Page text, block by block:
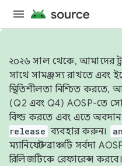
২০২৬ সাল থেকে, আমাদের
সাথে সামঞ্জস্য রাখতে এবং
স্থিতিশীলতা নিশ্চিত করতে,
(Q2 এবং Q4) AOSP-তে
বিল্ড করতে এবং এতে অবদান
release ব্যবহার করুন।
ম্যানিফেস্ট ব্রাঞ্চটি সর্বদা
রিলিজটিকে রেফারেন্স